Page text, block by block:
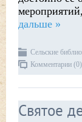
дальше »
Сельские
Комментарии (0)
Святое